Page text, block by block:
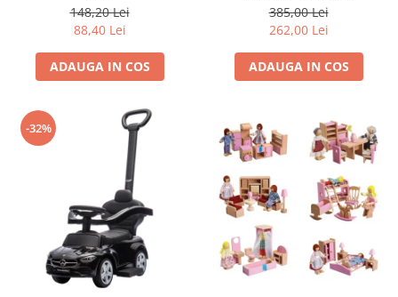
148,20 Lei
88,40 Lei
ADAUGA IN COS
385,00 Lei
262,00 Lei
ADAUGA IN COS
-32%